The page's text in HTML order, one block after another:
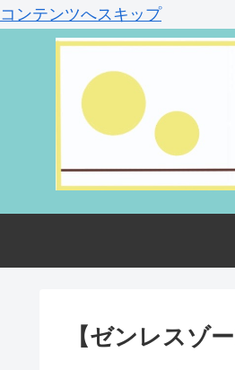
コンテンツへスキップ
【ゼンレスゾ